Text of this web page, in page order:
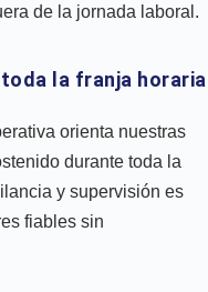
de la jornada laboral.
la franja horaria
orienta nuestras
durante toda la
y supervisión es
fiables sin